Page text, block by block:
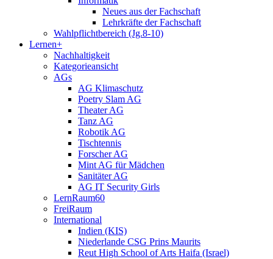
Neues aus der Fachschaft
Lehrkräfte der Fachschaft
Wahlpflichtbereich (Jg.8-10)
Lernen+
Nachhaltigkeit
Kategorieansicht
AGs
AG Klimaschutz
Poetry Slam AG
Theater AG
Tanz AG
Robotik AG
Tischtennis
Forscher AG
Mint AG für Mädchen
Sanitäter AG
AG IT Security Girls
LernRaum60
FreiRaum
International
Indien (KIS)
Niederlande CSG Prins Maurits
Reut High School of Arts Haifa (Israel)